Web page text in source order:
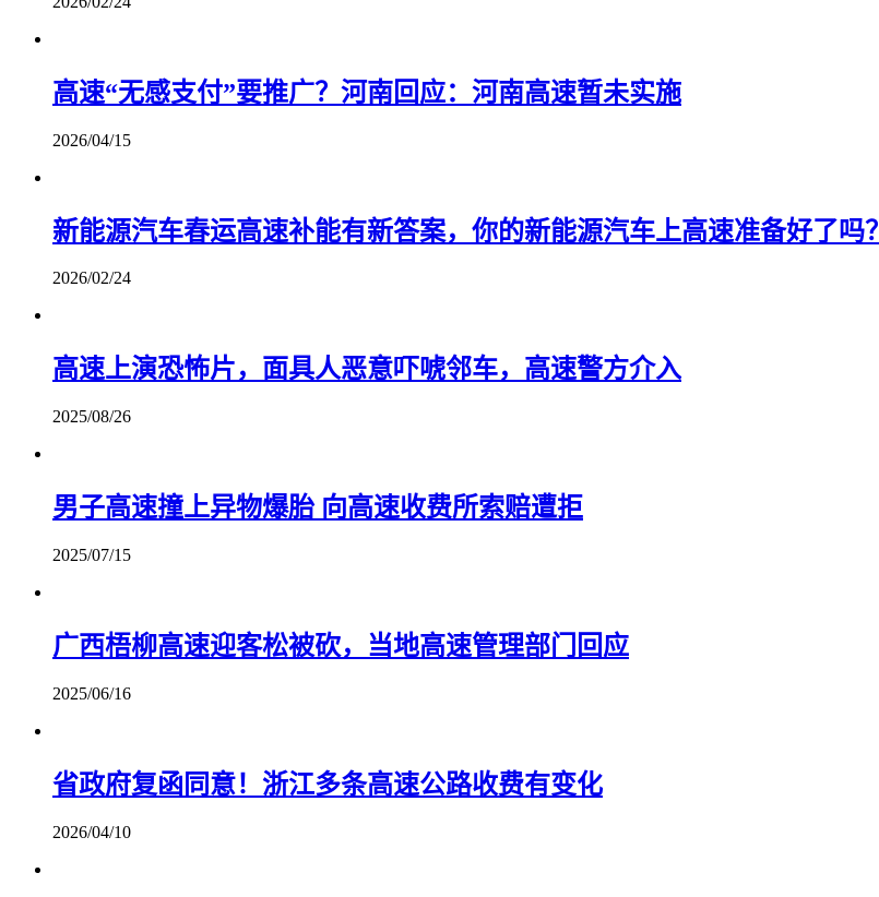
高速“无感支付”要推广？河南回应：河南高速暂未实施
2026/04/15
新能源汽车春运高速补能有新答案，你的新能源汽车上高速准备好了吗？
2026/02/24
高速上演恐怖片，面具人恶意吓唬邻车，高速警方介入
2025/08/26
男子高速撞上异物爆胎 向高速收费所索赔遭拒
2025/07/15
广西梧柳高速迎客松被砍，当地高速管理部门回应
2025/06/16
省政府复函同意！浙江多条高速公路收费有变化
2026/04/10